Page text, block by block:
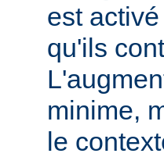
est
qu'ils
minime,
le